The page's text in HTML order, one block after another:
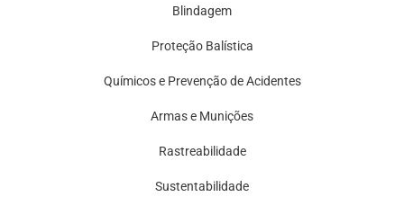
Blindagem
Proteção Balística
Químicos e Prevenção de Acidentes
Armas e Munições
Rastreabilidade
Sustentabilidade